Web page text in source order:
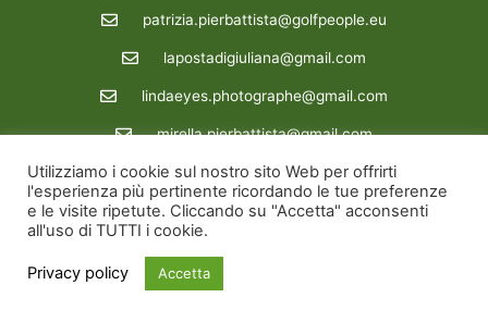
patrizia.pierbattista@golfpeople.eu
lapostadigiuliana@gmail.com
lindaeyes.photographe@gmail.com
mirella.pierbattista@gmail.com
Redazione : 39 3288862722
Copyright © 2026 Golfpeoplemag | Powered by Golfpeoplemag
Site credit
Utilizziamo i cookie sul nostro sito Web per offrirti
l'esperienza più pertinente ricordando le tue preferenze
e le visite ripetute. Cliccando su "Accetta" acconsenti
all'uso di TUTTI i cookie.
Privacy policy Accetta